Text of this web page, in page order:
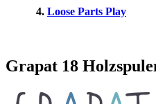
Loose Parts Play
Grapat 18